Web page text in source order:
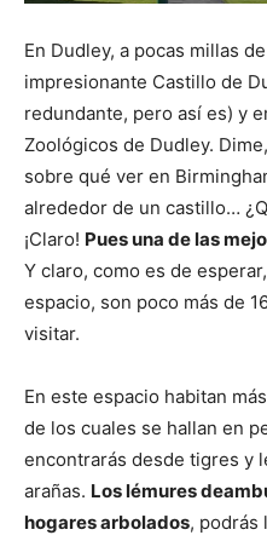
En Dudley, a pocas millas
impresionante Castillo de
redundante, pero así es) y
Zoológicos de Dudley.
sobre qué ver en
alrededor de un castillo…
¡Claro! Pues una de las
Y claro, como es de
espacio, son poco más de
visitar.
En este espacio habitan
de los cuales se hallan en
encontrarás desde tigres y
arañas. Los lémures
hogares arbolados, podrás